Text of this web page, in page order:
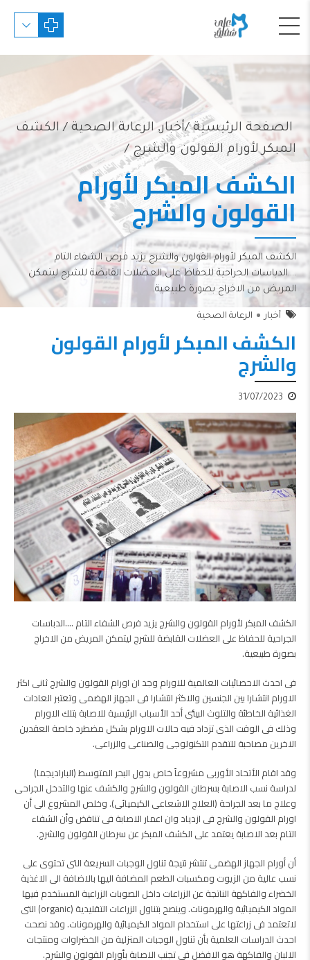
الصفحة الرئيسية أخبار,الرعاىة الصحية / الكشف
المبكر لأورام القولون والشرج /
الكشف المبكر لأورام
القولون والشرج
الكشف المبكر لأورام القولون والشرج يزيد فرص الشفاء التام
....الدباسات الجراحية للحفاظ على العضلات القابضة للشرج ليتمكن
المريض من الاخراج بصورة طبيعية.
أخبار الرعاىة الصحية
الكشف المبكر لأورام القولون
والشرج
31/07/2023
الكشف المبكر لأورام القولون والشرج يزيد فرص الشفاء التام ….الدباسات
الجراحية للحفاظ على العضلات القابضة للشرج ليتمكن المريض من الاخراج
بصورة طبيعية.
فى احدث الاحصائيات العالمية للاورام وجد ان اورام القولون والشرج ثانى اكثر
الاورام انتشارا بين الجنسين والاكثر انتشارا فى الجهاز الهضمى وتعتبر العادات
الغذائية الخاطئة والتلوث البيئى أحد الأسباب الرئيسية للاصابة بتلك الاورام
وذلك فى الوقت الذى تزداد فيه حالات الاورام بشكل مضطرد خاصة العقدين
الاخرين مصاحبة للتقدم التكنولوجى والصناعى والزراعى.
وقد اقام الأتحاد الأوربى مشروعاً خاص بدول البحر المتوسط (الباراديجما)
لدراسة نسب الاصابة بسرطان القولون والشرج والكشف عنها والتدخل الجراحى
وعلاج ما بعد الجراحة (العلاج الاشعاعى الكيميائى). وخلص المشروع الى أن
اورام القولون والشرج فى ازدياد وان اعمار الاصابة فى تناقض وأن الشفاء
التام بعد الاصابة يعتمد على الكشف المبكر عن سرطان القولون والشرج.
أن أورام الجهاز الهضمى تنتشر نتيجة تناول الوجبات السريعة التى تحتوى على
نسب عالية من الزيوت ومكسبات الطعم المضافة اليها بالاضافة الى الاغذية
الخضراء والفاكهة الناتجة عن الزراعات داخل الصوبات الزراعية المستخدم فيها
المواد الكيميائية والهرمونات. وينصح بتناول الزراعات التقليدية (organic) التى
لاتعتمد فى زراعتها على استخدام المواد الكيميائية والهرمونات. وقد نصحت
احدث الدراسات العلمية بأن تناول الوجبات المنزلية من الخضراوات ومنتجات
الالبان والفاكهة هو الافضل فى تجنب الاصابة بأورام القولون والشرج.